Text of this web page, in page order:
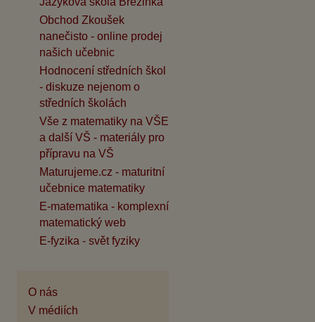
Obchod Zkoušek
nanečisto - online prodej
našich učebnic
Hodnocení středních škol
- diskuze nejenom o
středních školách
Vše z matematiky na VŠE
a další VŠ - materiály pro
přípravu na VŠ
Maturujeme.cz - maturitní
učebnice matematiky
E-matematika - komplexní
matematický web
E-fyzika - svět fyziky
O nás
V médiích